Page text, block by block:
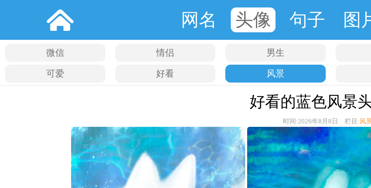
网名 头像 句子 图
微信 情侣 男生
可爱 好看 风景
好看的蓝色风景
时间:2026年8月8日 栏目:风